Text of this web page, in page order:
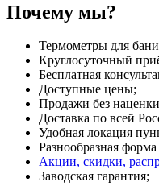
Почему мы?
Термометры для
Круглосуточный
Бесплатная
Доступные цены;
Продажи без
Доставка по всей
Удобная локация
Разнообразная
Акции, скидки,
Заводская гарантия;